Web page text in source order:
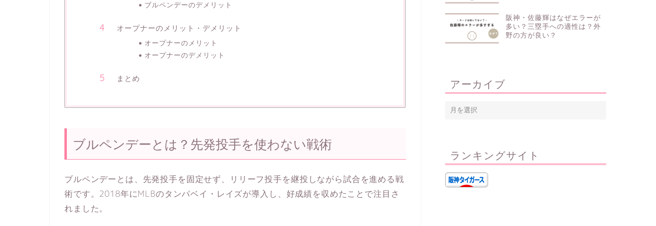
ブルペンデーのデメリット
オープナーのメリット・デメリット
オープナーのメリット
オープナーのデメリット​
まとめ
ブルペンデーとは？先発投手を使わない戦術
ブルペンデーとは、先発投手を固定せず、リリーフ投手を継投しながら試合を進める戦
術です。2018年にMLBのタンパベイ・レイズが導入し、好成績を収めたことで注目さ
れました。
阪神・佐藤輝はなぜエラーが
多い？三塁手への適性は？外
野の方が良い？
アーカイブ
ランキングサイト